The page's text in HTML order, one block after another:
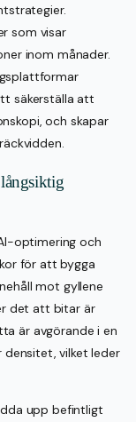
som visar
inom månader.
säkerställa att
och skapar
optimering och
för att bygga
mot gyllene
det att bitar är
är avgörande i en
vilket leder
upp befintligt